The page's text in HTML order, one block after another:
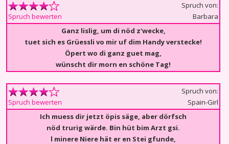
Spruch bewerten
Spruch von:
Barbara
Ganz lislig, um di nöd z'wecke,
tuet sich es Grüessli vo mir uf dim Handy verstecke!
Öpert wo di ganz guet mag,
wünscht dir morn en schöne Tag!
Spruch bewerten
Spruch von:
Spain-Girl
Ich muess dir jetzt öpis säge, aber dörfsch
nöd trurig wärde. Bin hüt bim Arzt gsi.
l minere Niere hät er en Stei gfunde,